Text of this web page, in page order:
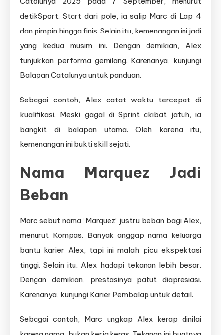
detikSport. Start dari pole, ia salip Marc di Lap 4
dan pimpin hingga finis. Selain itu, kemenangan ini jadi
yang kedua musim ini. Dengan demikian, Alex
tunjukkan performa gemilang. Karenanya, kunjungi
Balapan Catalunya untuk panduan.
Sebagai contoh, Alex catat waktu tercepat di
kualifikasi. Meski gagal di Sprint akibat jatuh, ia
bangkit di balapan utama. Oleh karena itu,
kemenangan ini bukti skill sejati.
Nama Marquez Jadi
Beban
Marc sebut nama ‘Marquez’ justru beban bagi Alex,
menurut Kompas. Banyak anggap nama keluarga
bantu karier Alex, tapi ini malah picu ekspektasi
tinggi. Selain itu, Alex hadapi tekanan lebih besar.
Dengan demikian, prestasinya patut diapresiasi.
Karenanya, kunjungi Karier Pembalap untuk detail.
Sebagai contoh, Marc ungkap Alex kerap dinilai